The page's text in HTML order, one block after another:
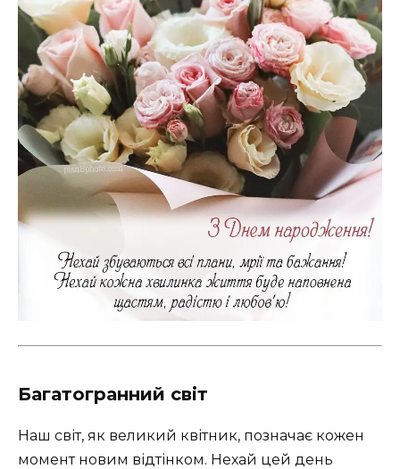
Багатогранний світ
Наш світ, як великий квітник, позначає кожен
момент новим відтінком. Нехай цей день